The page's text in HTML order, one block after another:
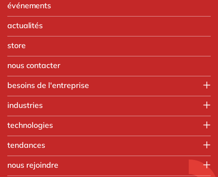
événements
actualités
store
nous contacter
besoins de l'entreprise
Finance
Opérations
Ressources humaines
Ventes & marketing
tous nos services
industries
Agroalimentaire
Automobile
Chimie
Commerce de gros
Fabrication discrète
technologies
Intégration SAP
Aprimo
tendances
Nos formations
Applications intelligentes
nous rejoindre